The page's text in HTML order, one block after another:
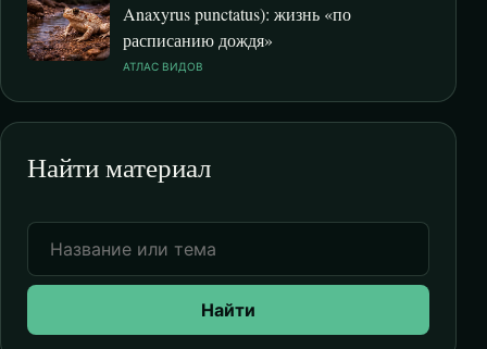
Anaxyrus punctatus): жизнь «по
расписанию дождя»
АТЛАС ВИДОВ
Найти материал
Найти